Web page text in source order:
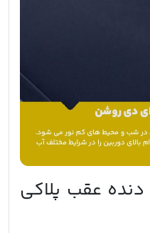
عقب پلاکی